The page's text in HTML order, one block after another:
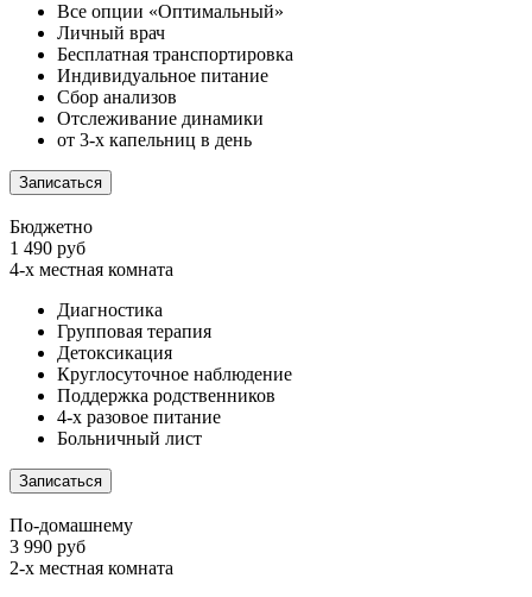
Все опции «Оптимальный»
Личный врач
Бесплатная транспортировка
Индивидуальное питание
Сбор анализов
Отслеживание динамики
от 3-х капельниц в день
Записаться
Бюджетно
1 490 руб
4-х местная комната
Диагностика
Групповая терапия
Детоксикация
Круглосуточное наблюдение
Поддержка родственников
4-х разовое питание
Больничный лист
Записаться
По-домашнему
3 990 руб
2-х местная комната